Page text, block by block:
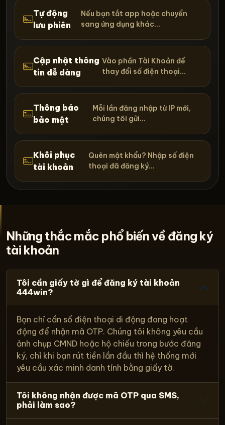
Tự động
lưu phiên
Nếu bạn tắt app hoặc chuyển
sang ứng dụng khác...
Cập nhật thông
tin dễ dàng
Vào phần Tài Khoản để
thay đổi số điện thoại...
Thông báo
bảo mật
Mỗi lần đăng nhập từ IP mới,
chúng tôi gửi...
Khôi phục
tài khoản
Quên mật khẩu? Nhập số điện
thoại đã đăng ký...
Những thắc mắc phổ biến về đăng ký
tài khoản
Tôi cần giấy tờ gì để đăng ký tài khoản
444win?
Bạn chỉ cần số điện thoại di động đang hoạt
động để nhận mã OTP. Chúng tôi không yêu cầu
ảnh chụp CMND hoặc hộ chiếu trong bước đăng
ký, chỉ khi bạn rút tiền lần đầu thì hệ thống mới
yêu cầu xác minh danh tính bằng giấy tờ.
Tôi không nhận được mã OTP qua SMS,
phải làm sao?